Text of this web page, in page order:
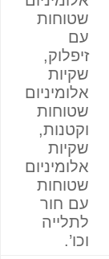
שטוחות
עם
זיפלוק,
שקיות
אלומיניום
שטוחות
וקטנות,
שקיות
אלומיניום
שטוחות
עם חור
לתלייה
וכו’.